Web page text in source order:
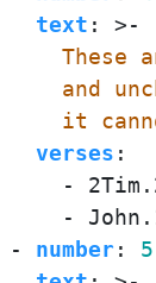
text : >-
it
verses :
-
-
- number:
5